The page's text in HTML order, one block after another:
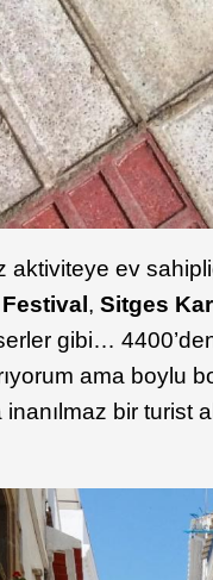
aktiviteye ev
,Sitges
gibi…
ama boylu
bir turist